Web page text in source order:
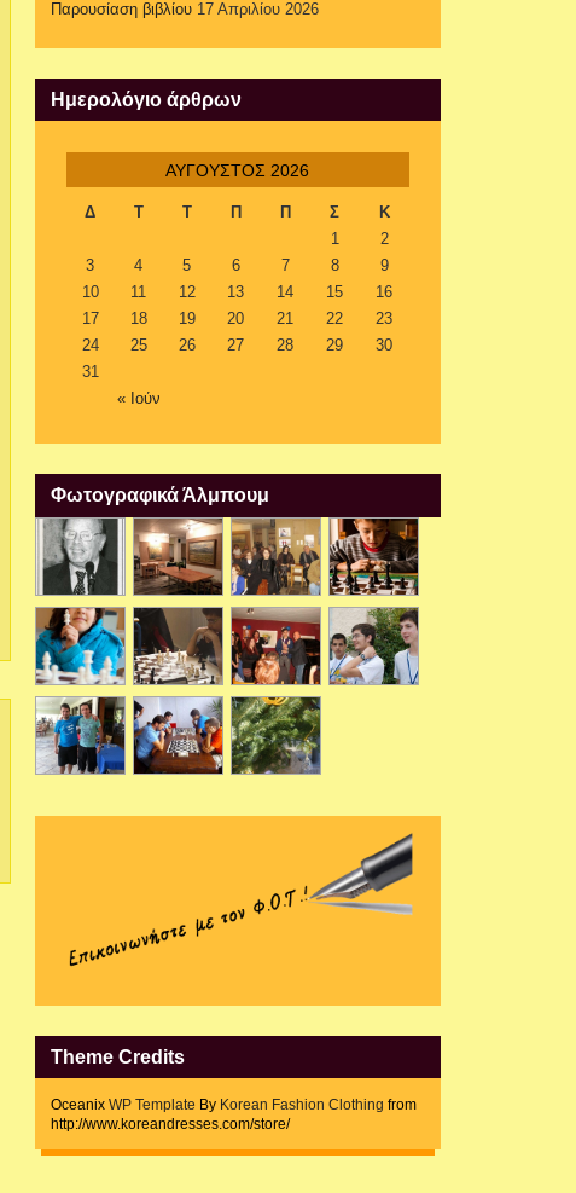
Παρουσίαση βιβλίου 17 Απριλίου 2026
Ημερολόγιο άρθρων
ΑΎΓΟΥΣΤΟΣ 2026
Δ Τ Τ Π Π Σ Κ
« Ιούν
1
2
3
4 5 6 7 8
9
10
11 12 13 14 15
16
17
18 19 20 21 22
23
24
25 26 27 28 29
30
31
Φωτογραφικά Άλμπουμ
Theme Credits
OceanixWP Template By Korean Fashion Clothing from
http://www.koreandresses.com/store/